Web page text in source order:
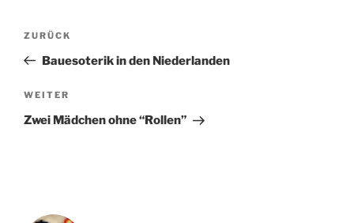
Beitragsnavigation
Vorheriger
Beitrag
ZURÜCK
Bauesoterik in den Niederlanden
Nächster
Beitrag
WEITER
Zwei Mädchen ohne “Rollen”